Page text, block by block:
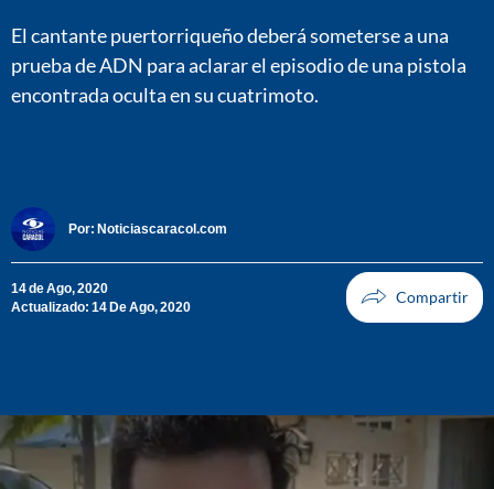
El cantante puertorriqueño deberá someterse a una
prueba de ADN para aclarar el episodio de una pistola
encontrada oculta en su cuatrimoto.
Por: Noticiascaracol.com
14 de Ago, 2020
Actualizado: 14 De Ago, 2020